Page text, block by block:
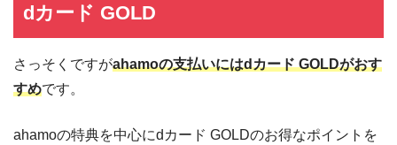
dカード GOLD
さっそくですがahamoの支払いにはdカード GOLDがおす
すめです。
ahamoの特典を中心にdカード GOLDのお得なポイントを